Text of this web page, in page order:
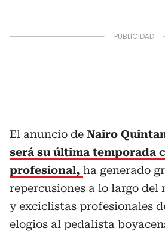
El anuncio de Nairo
será su última temporada
profesional, ha generado
repercusiones a lo largo del
y exciclistas profesionales
elogios al pedalista